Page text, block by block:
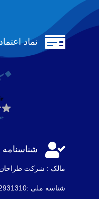
 نماد اعتماد

مالک : شرکت طراحان
شناسه ملی :14012931310